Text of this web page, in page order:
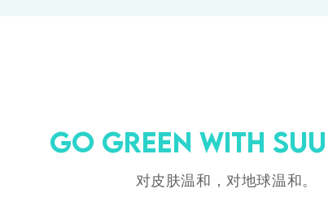
Go Green With
对皮肤温和，对地球温和。